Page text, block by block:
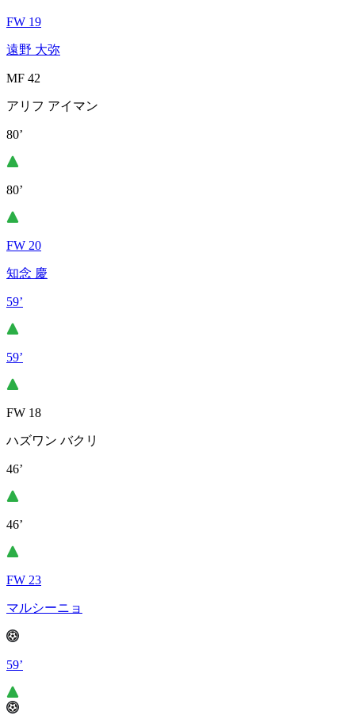
FW 19
遠野 大弥
MF 42
アリフ アイマン
80’
80’
FW 20
知念 慶
59’
59’
FW 18
ハズワン バクリ
46’
46’
FW 23
マルシーニョ
59’